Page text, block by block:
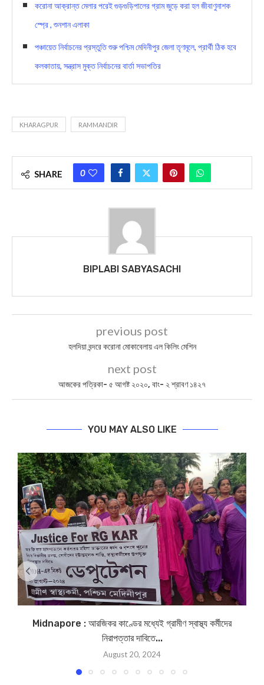
করোনা আক্রান্ত মেলার পরেই গুড়গুড়িপালের গ্রাম জুড়ে করা হল জীবাণুনাশক
স্প্রে , শুনশান এলাকা
পঞ্চায়েত নির্বাচনের প্রস্তুতি শুরু পশ্চিম মেদিনীপুর জেলা তৃণমূলে, প্রার্থী ঠিক হবে
কলকাতায়, সন্ত্রাস মুক্ত নির্বাচনের বার্তা সভাপতির
KHARAGPUR RAMMANDIR
SHARE 0
BIPLABI SABYASACHI
previous post
হলদিয়া বন্দরে করোনা মোকাবেলায় এল কিলিং মেশিন
next post
আজকের পত্রিকা- ৫ আগষ্ট ২০২০, বাং- ২ শ্রাবণ ১৪২৭
YOU MAY ALSO LIKE
Midnapore : আরজিকর কাণ্ডের মধ্যেই গ্রামীণ স্বাস্থ্য কর্মীদের
নিরাপত্তার দাবিতে...
August 20, 2024